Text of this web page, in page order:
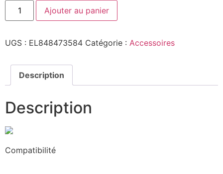
Ajouter au panier
UGS : EL848473584 Catégorie : Accessoires
Description
Description
Compatibilité